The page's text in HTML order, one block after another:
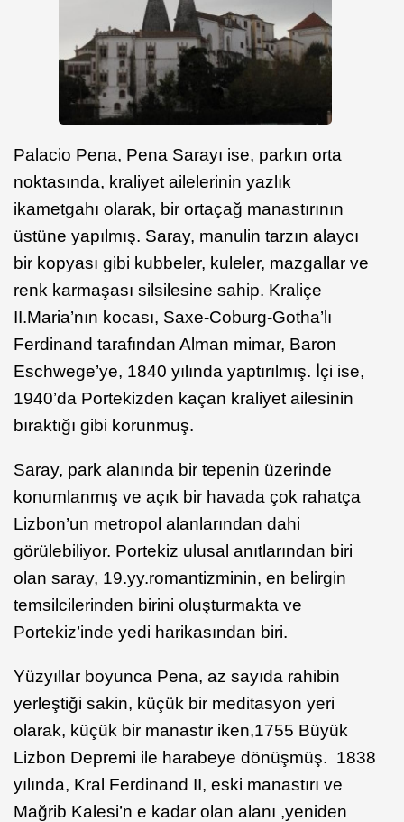
Palacio Pena, Pena Sarayı ise, parkın orta
noktasında, kraliyet ailelerinin yazlık
ikametgahı olarak, bir ortaçağ manastırının
üstüne yapılmış. Saray, manulin tarzın alaycı
bir kopyası gibi kubbeler, kuleler, mazgallar ve
renk karmaşası silsilesine sahip. Kraliçe
II.Maria’nın kocası, Saxe-Coburg-Gotha’lı
Ferdinand tarafından Alman mimar, Baron
Eschwege’ye, 1840 yılında yaptırılmış. İçi ise,
1940’da Portekizden kaçan kraliyet ailesinin
bıraktığı gibi korunmuş.
Saray, park alanında bir tepenin üzerinde
konumlanmış ve açık bir havada çok rahatça
Lizbon’un metropol alanlarından dahi
görülebiliyor. Portekiz ulusal anıtlarından biri
olan saray, 19.yy.romantizminin, en belirgin
temsilcilerinden birini oluşturmakta ve
Portekiz’inde yedi harikasından biri.
Yüzyıllar boyunca Pena, az sayıda rahibin
yerleştiği sakin, küçük bir meditasyon yeri
olarak, küçük bir manastır iken,1755 Büyük
Lizbon Depremi ile harabeye dönüşmüş. 1838
yılında, Kral Ferdinand II, eski manastırı ve
Mağrib Kalesi’n e kadar olan alanı ,yeniden